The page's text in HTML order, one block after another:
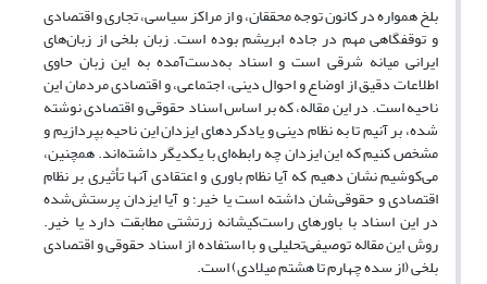
بلخ همواره در کانون توجه محققان، و از مراکز سیاسی، تجاری و اقتصادی
و توقفگاهی مهم در جاده ابریشم بوده است. زبان بلخی از زبان‌های
ایرانی میانه شرقی است و اسناد به‌دست‌آمده به این زبان حاوی
اطلاعات دقیق از اوضاع و احوال دینی، اجتماعی، و اقتصادی مردمان این
ناحیه است. در این مقاله، که بر اساس اسناد حقوقی و اقتصادی نوشته
شده، بر آنیم تا به نظام دینی و یادکردهای ایزدان این ناحیه بپردازیم و
مشخص کنیم که این ایزدان چه رابطه‌ای با یکدیگر داشته‌اند. همچنین،
می‌کوشیم نشان دهیم که آیا نظام باوری و اعتقادی آنها تأثیری بر نظام
اقتصادی و حقوقی‌شان داشته است یا خیر؛ و آیا ایزدان پرستش‌شده
در این اسناد با باورهای راست‌کیشانه زرتشتی مطابقت دارد یا خیر.
روش این مقاله توصیفی‌تحلیلی و با استفاده از اسناد حقوقی و اقتصادی
بلخی (از سده چهارم تا هشتم میلادی) است.